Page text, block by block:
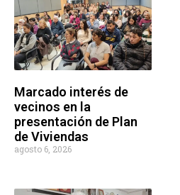
Marcado interés de
vecinos en la
presentación de Plan
de Viviendas
agosto 6, 2026